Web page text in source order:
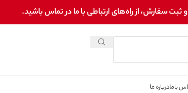
سفارش، از راه‌های ارتباطی با ما در تماس باشید.
بامادرباره ما